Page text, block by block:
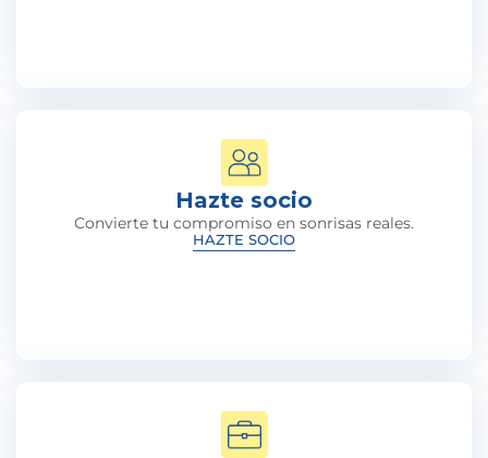
Hazte socio
Convierte tu compromiso en sonrisas reales.
HAZTE SOCIO